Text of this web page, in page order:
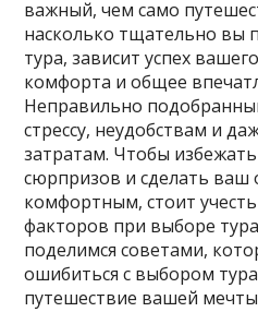
важный, чем само
насколько тщательно вы
тура, зависит успех
комфорта и общее
Неправильно
стрессу, неудобствам и
затратам. Чтобы
сюрпризов и сделать ваш
комфортным, стоит
факторов при выборе
поделимся советами,
ошибиться с выбором
путешествие вашей